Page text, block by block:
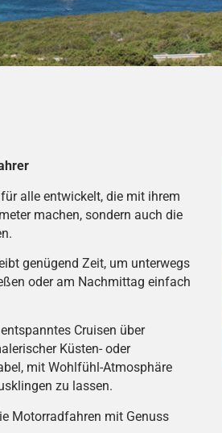
alle entwickelt, die mit ihrem
machen, sondern auch die
genügend Zeit, um unterwegs
oder am Nachmittag einfach
Cruisen über
Küsten- oder
mit Wohlfühl-Atmosphäre
zu lassen.
Motorradfahren mit Genuss